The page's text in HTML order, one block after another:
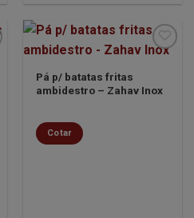
Minha
Pá p/ batatas fritas
ambidestro – Zahav Inox
Cotar